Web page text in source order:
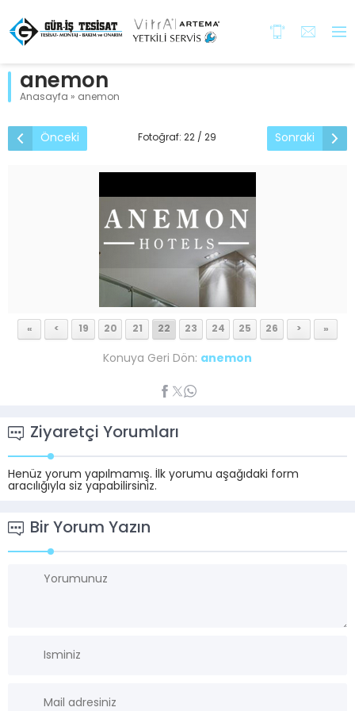
anemon
Anasayfa » anemon
Önceki Fotoğraf: 22 / 29 Sonraki
« < 19 20 21 22 23 24 25 26 > »
Konuya Geri Dön: anemon
Ziyaretçi Yorumları
Henüz yorum yapılmamış. İlk yorumu aşağıdaki form
aracılığıyla siz yapabilirsiniz.
Bir Yorum Yazın